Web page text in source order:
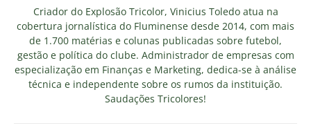
Criador do Explosão Tricolor, Vinicius Toledo atua na
cobertura jornalística do Fluminense desde 2014, com mais
de 1.700 matérias e colunas publicadas sobre futebol,
gestão e política do clube. Administrador de empresas com
especialização em Finanças e Marketing, dedica-se à análise
técnica e independente sobre os rumos da instituição.
Saudações Tricolores!